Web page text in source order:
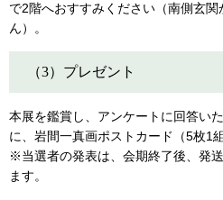
で2階へおすすみください（南側玄
ん）。
（3）プレゼント
本展を鑑賞し、アンケートに回答い
に、岩間一真画ポストカード（5枚1
※当選者の発表は、会期終了後、発
ます。